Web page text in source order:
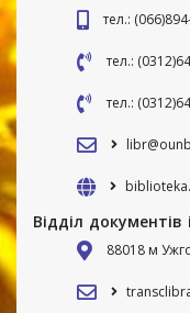
тел.:
тел.:
тел.:
Відділ
88018 м